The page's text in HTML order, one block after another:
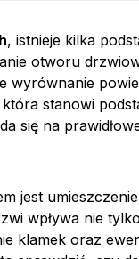
, istnieje kilka
otworu
wyrównanie
stanowi
się na
jest
wpływa nie
klamek oraz